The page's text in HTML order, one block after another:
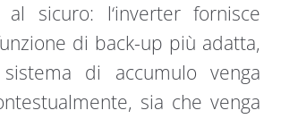
sicuro: l‘inverter fornisce
di back-up più adatta,
di accumulo venga
sia che venga